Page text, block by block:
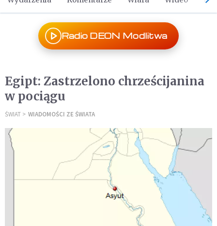
Radio DEON Modlitwa
Egipt: Zastrzelono chrześcijanina
w pociągu
ŚWIAT WIADOMOŚCI ZE ŚWIATA